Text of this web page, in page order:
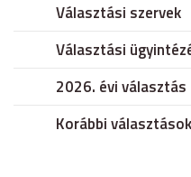
Választási szervek
Választási
2026. évi választás
Korábbi választások